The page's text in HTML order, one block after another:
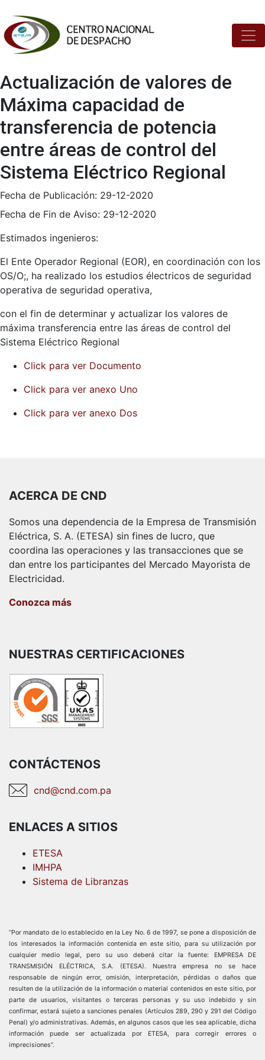
Actualización de valores de
Máxima capacidad de
transferencia de potencia
entre áreas de control del
Sistema Eléctrico Regional
Fecha de Publicación: 29-12-2020
Fecha de Fin de Aviso: 29-12-2020
Estimados ingenieros:
El Ente Operador Regional (EOR), en coordinación con los
OS/O;, ha realizado los estudios électricos de seguridad
operativa de seguridad operativa,
con el fin de determinar y actualizar los valores de
máxima transferencia entre las áreas de control del
Sistema Eléctrico Regional
Click para ver Documento
Click para ver anexo Uno
Click para ver anexo Dos
ACERCA DE CND
Somos una dependencia de la Empresa de Transmisión
Eléctrica, S. A. (ETESA) sin fines de lucro, que
coordina las operaciones y las transacciones que se
dan entre los participantes del Mercado Mayorista de
Electricidad.
Conozca más
NUESTRAS CERTIFICACIONES
CONTÁCTENOS
cnd@cnd.com.pa
ENLACES A SITIOS
ETESA
IMHPA
Sistema de Libranzas
“Por mandato de lo establecido en la Ley No. 6 de 1997, se pone a disposición de
los interesados la información contenida en este sitio, para su utilización por
cualquier medio legal, pero su uso deberá citar la fuente: EMPRESA DE
TRANSMISIÓN ELÉCTRICA, S.A. (ETESA). Nuestra empresa no se hace
responsable de ningún error, omisión, interpretación, pérdidas o daños que
resulten de la utilización de la información o material contenidos en este sitio, por
parte de usuarios, visitantes o terceras personas y su uso indebido y sin
confirmar, estará sujeto a sanciones penales (Artículos 289, 290 y 291 del Código
Penal) y/o administrativas. Además, en algunos casos que les sea aplicable, dicha
información puede ser actualizada por ETESA, para corregir errores o
imprecisiones”.